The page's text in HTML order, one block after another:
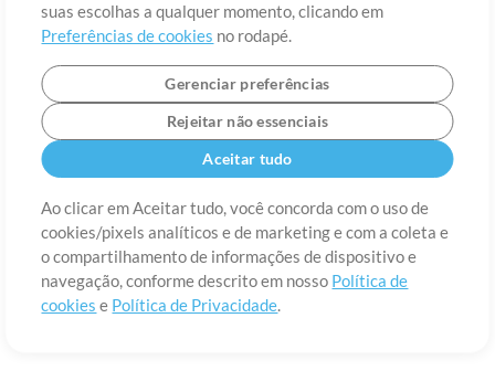
suas escolhas a qualquer momento, clicando em
Preferências de cookies no rodapé.
Gerenciar preferências
Rejeitar não essenciais
Aceitar tudo
Ao clicar em Aceitar tudo, você concorda com o uso de
cookies/pixels analíticos e de marketing e com a coleta e
o compartilhamento de informações de dispositivo e
navegação, conforme descrito em nosso Política de
cookies e Política de Privacidade.